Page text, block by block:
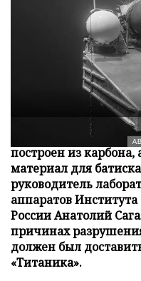
Корпус
построен из
материал для
руководитель
аппаратов
России Анатолий
причинах
должен был
«Титаника».